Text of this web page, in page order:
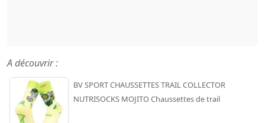
A découvrir :
BV SPORT CHAUSSETTES TRAIL COLLECTOR
NUTRISOCKS MOJITO Chaussettes de trail